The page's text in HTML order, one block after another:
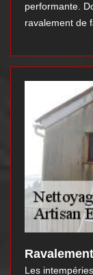
performante.
ravalement de
Les